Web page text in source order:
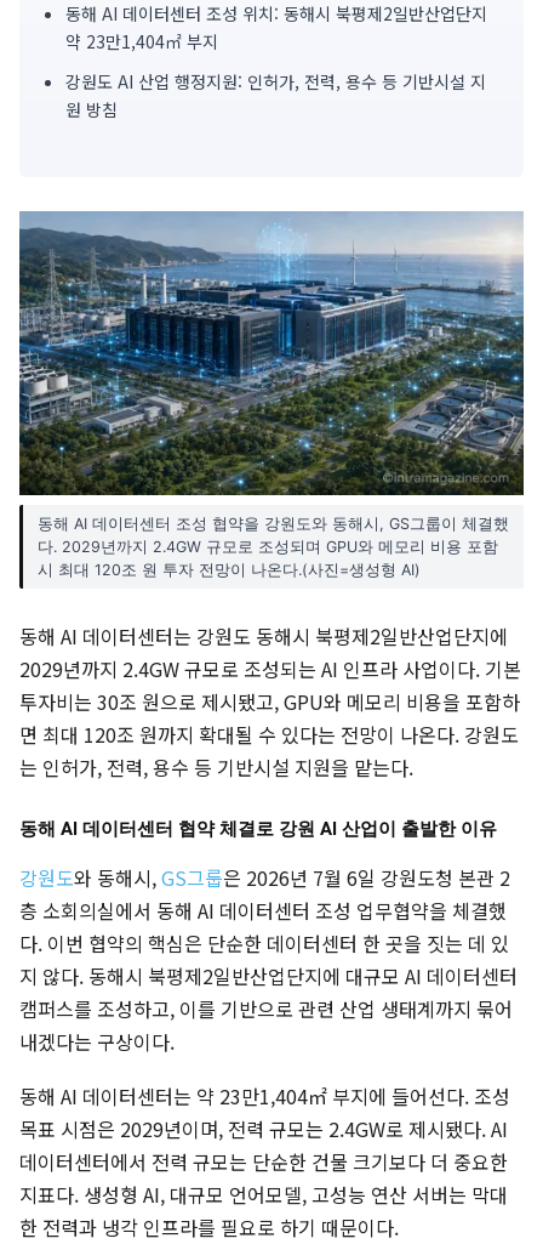
심
동해 AI 데이터센터 조성 위치: 동해시 북평제2일반산업단지
약 23만1,404㎡ 부지
강원도 AI 산업 행정지원: 인허가, 전력, 용수 등 기반시설 지
원 방침
동해 AI 데이터센터 조성 협약을 강원도와 동해시, GS그룹이 체결했
다. 2029년까지 2.4GW 규모로 조성되며 GPU와 메모리 비용 포함
시 최대 120조 원 투자 전망이 나온다.(사진=생성형 AI)
동해 AI 데이터센터는 강원도 동해시 북평제2일반산업단지에
2029년까지 2.4GW 규모로 조성되는 AI 인프라 사업이다. 기본
투자비는 30조 원으로 제시됐고, GPU와 메모리 비용을 포함하
면 최대 120조 원까지 확대될 수 있다는 전망이 나온다. 강원도
는 인허가, 전력, 용수 등 기반시설 지원을 맡는다.
동해 AI 데이터센터 협약 체결로 강원 AI 산업이 출발한 이유
강원도와 동해시,GS그룹은 2026년 7월 6일 강원도청 본관 2
층 소회의실에서 동해 AI 데이터센터 조성 업무협약을 체결했
다. 이번 협약의 핵심은 단순한 데이터센터 한 곳을 짓는 데 있
지 않다. 동해시 북평제2일반산업단지에 대규모 AI 데이터센터
캠퍼스를 조성하고, 이를 기반으로 관련 산업 생태계까지 묶어
내겠다는 구상이다.
동해 AI 데이터센터는 약 23만1,404㎡ 부지에 들어선다. 조성
목표 시점은 2029년이며, 전력 규모는 2.4GW로 제시됐다. AI
데이터센터에서 전력 규모는 단순한 건물 크기보다 더 중요한
지표다. 생성형 AI, 대규모 언어모델, 고성능 연산 서버는 막대
한 전력과 냉각 인프라를 필요로 하기 때문이다.